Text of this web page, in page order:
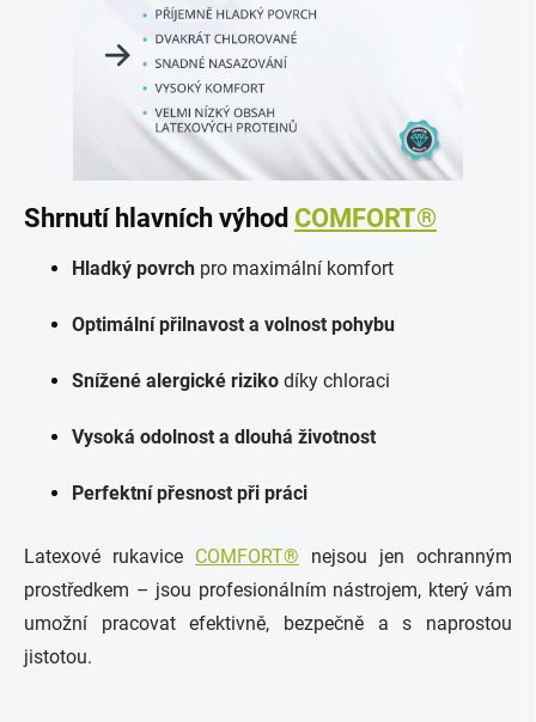
Shrnutí hlavních výhod COMFORT®
Hladký povrch pro maximální komfort
Optimální přilnavost a volnost pohybu
Snížené alergické riziko díky chloraci
Vysoká odolnost a dlouhá životnost
Perfektní přesnost při práci
Latexové rukavice COMFORT® nejsou jen ochranným
prostředkem – jsou profesionálním nástrojem, který vám
umožní pracovat efektivně, bezpečně a s naprostou
jistotou.